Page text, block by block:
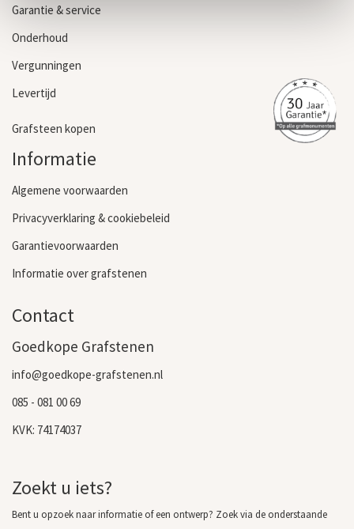
Garantie & service
Onderhoud
Vergunningen
Levertijd
Grafsteen kopen
Informatie
Algemene voorwaarden
Privacyverklaring & cookiebeleid
Garantievoorwaarden
Informatie over grafstenen
Contact
Goedkope Grafstenen
info@goedkope-grafstenen.nl
085 - 081 00 69
KVK: 74174037
Zoekt u iets?
Bent u opzoek naar informatie of een ontwerp? Zoek via de onderstaande